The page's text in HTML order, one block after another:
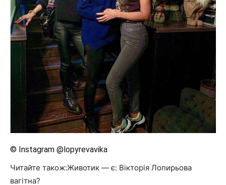
© Instagram @lopyrevavika
Читайте також:Животик — є: Вікторія Лопирьова
вагітна?